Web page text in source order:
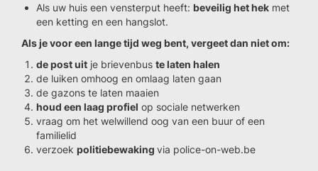
Als uw huis een vensterput heeft: beveilig het hek met
een ketting en een hangslot.
Als je voor een lange tijd weg bent, vergeet dan niet om:
de post uit je brievenbus te laten halen
de luiken omhoog en omlaag laten gaan
de gazons te laten maaien
houd een laag profiel op sociale netwerken
vraag om het welwillend oog van een buur of een
familielid
verzoek politiebewaking via police-on-web.be